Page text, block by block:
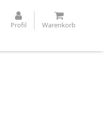
Profil Warenkorb